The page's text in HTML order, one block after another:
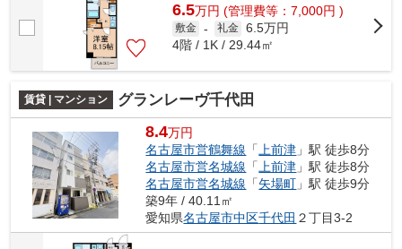
6.5万円 (管理費等：7,000円 )
敷金 - 礼金 6.5万円
4階 / 1K / 29.44㎡
賃貸 | マンション グランレーヴ千代田
8.4万円
名古屋市営鶴舞線 「上前津 」駅 徒歩8分
名古屋市営名城線 「上前津 」駅 徒歩8分
名古屋市営名城線 「矢場町 」駅 徒歩9分
築9年 / 40.11㎡
愛知県名古屋市中区千代田 ２丁目3-2